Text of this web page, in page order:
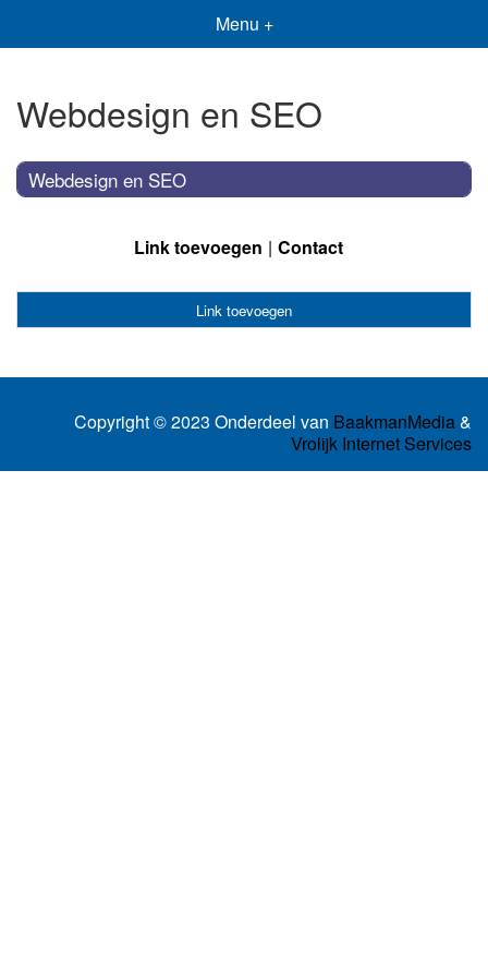
Menu +
Webdesign en SEO
Webdesign en SEO
Link toevoegen Contact
Link toevoegen
Copyright © 2023 Onderdeel van BaakmanMedia&
Vrolijk Internet Services